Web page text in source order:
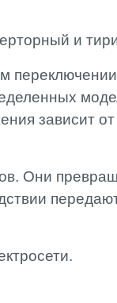
и
зависит от
Они